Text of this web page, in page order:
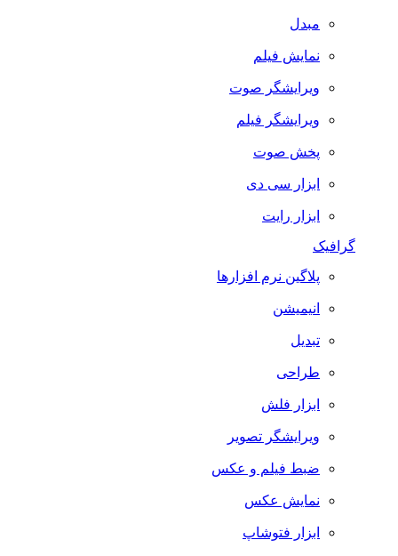
مبدل
نمایش فیلم
ویرایشگر صوت
ویرایشگر فیلم
پخش صوت
ابزار سی دی
ابزار رایت
گرافیک
پلاگین نرم افزارها
انیمیشن
تبدیل
طراحی
ابزار فلش
ویرایشگر تصویر
ضبط فيلم و عكس
نمایش عکس
ابزار فتوشاپ